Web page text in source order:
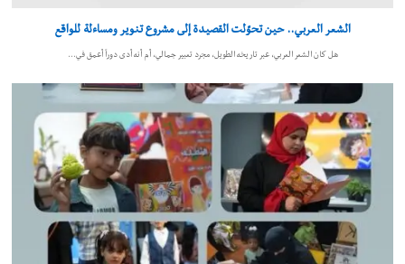
الشعر العربي.. حين تحوّلت القصيدة إلى مشروع تنوير ومساءلة للواقع
هل كان الشعر العربي، عبر تاريخه الطويل، مجرد تعبير جمالي، أم أنه أدى دوراً أعمق في…